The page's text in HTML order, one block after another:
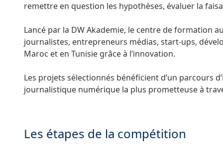
remettre en question les hypothèses, évaluer la
Lancé par la DW Akademie, le centre de formation
journalistes, entrepreneurs médias, start-ups,
Maroc et en Tunisie grâce à l’innovation.
Les projets sélectionnés bénéficient d’un parcours
journalistique numérique la plus prometteuse à
Les étapes de la compétition